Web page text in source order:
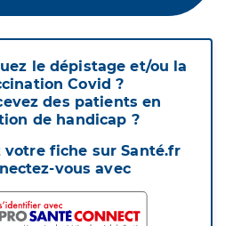
le dépistage et/ou la
Covid ?
des patients en
de handicap ?
votre fiche sur Santé.fr
vous avec